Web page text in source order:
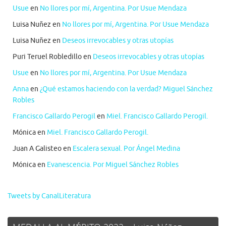
Usue en No llores por mí, Argentina. Por Usue Mendaza
Luisa Nuñez en No llores por mí, Argentina. Por Usue Mendaza
Luisa Nuñez en Deseos irrevocables y otras utopías
Puri Teruel Robledilloen Deseos irrevocables y otras utopías
Usue en No llores por mí, Argentina. Por Usue Mendaza
Annaen ¿Qué estamos haciendo con la verdad? Miguel Sánchez
Robles
Francisco Gallardo Perogilen Miel. Francisco Gallardo Perogil.
Mónicaen Miel. Francisco Gallardo Perogil.
Juan A Galisteoen Escalera sexual. Por Ángel Medina
Mónicaen Evanescencia. Por Miguel Sánchez Robles
Tweets by CanalLiteratura